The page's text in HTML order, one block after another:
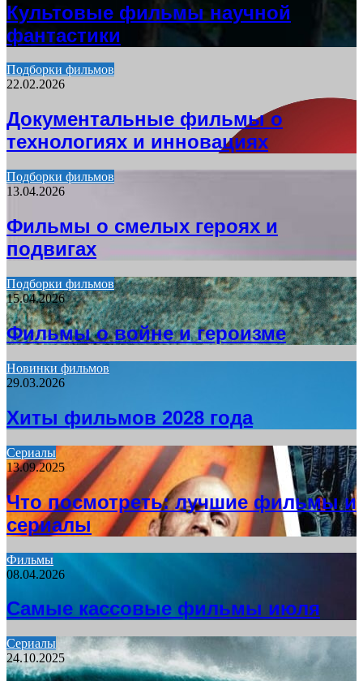
Культовые фильмы научной
фантастики
Подборки фильмов
22.02.2026
Документальные фильмы о
технологиях и инновациях
Подборки фильмов
13.04.2026
Фильмы о смелых героях и
подвигах
Подборки фильмов
15.04.2026
Фильмы о войне и героизме
Новинки фильмов
29.03.2026
Хиты фильмов 2028 года
Сериалы
13.09.2025
Что посмотреть: лучшие фильмы и
сериалы
Фильмы
08.04.2026
Самые кассовые фильмы июля
Сериалы
24.10.2025